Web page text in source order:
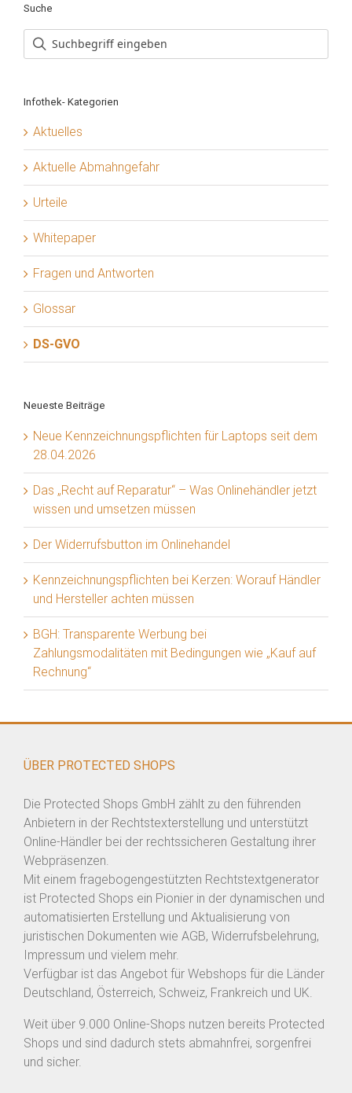
Suche
Infothek- Kategorien
Aktuelles
Aktuelle Abmahngefahr
Urteile
Whitepaper
Fragen und Antworten
Glossar
DS-GVO
Neueste Beiträge
Neue Kennzeichnungspflichten für Laptops seit dem
28.04.2026
Das „Recht auf Reparatur“ – Was Onlinehändler jetzt
wissen und umsetzen müssen
Der Widerrufsbutton im Onlinehandel
Kennzeichnungspflichten bei Kerzen: Worauf Händler
und Hersteller achten müssen
BGH: Transparente Werbung bei
Zahlungsmodalitäten mit Bedingungen wie „Kauf auf
Rechnung“
ÜBER PROTECTED SHOPS
Die Protected Shops GmbH zählt zu den führenden
Anbietern in der Rechtstexterstellung und unterstützt
Online-Händler bei der rechtssicheren Gestaltung ihrer
Webpräsenzen.
Mit einem fragebogengestützten Rechtstextgenerator
ist Protected Shops ein Pionier in der dynamischen und
automatisierten Erstellung und Aktualisierung von
juristischen Dokumenten wie AGB, Widerrufsbelehrung,
Impressum und vielem mehr.
Verfügbar ist das Angebot für Webshops für die Länder
Deutschland, Österreich, Schweiz, Frankreich und UK.
Weit über 9.000 Online-Shops nutzen bereits Protected
Shops und sind dadurch stets abmahnfrei, sorgenfrei
und sicher.